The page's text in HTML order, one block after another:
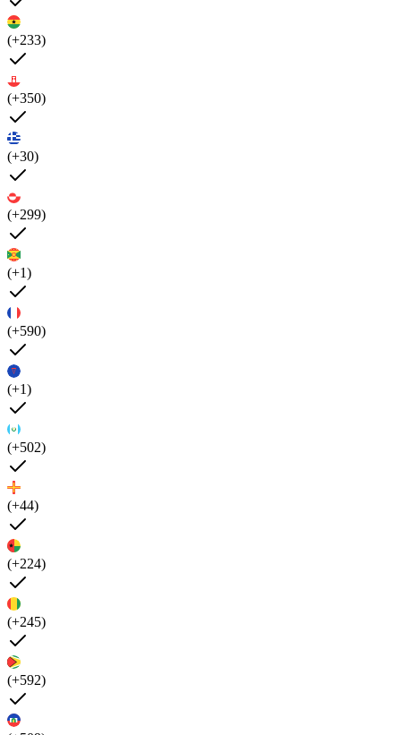
(+233)
(+350)
(+30)
(+299)
(+1)
(+590)
(+1)
(+502)
(+44)
(+224)
(+245)
(+592)